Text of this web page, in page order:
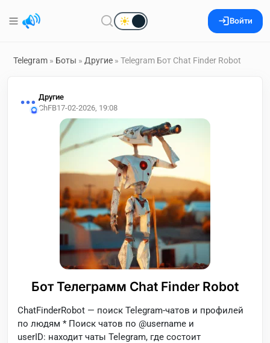
Войти
Telegram » Боты » Другие » Telegram Бот Chat Finder Robot
Другие
ChFB17-02-2026, 19:08
Бот Телеграмм Chat Finder Robot
ChatFinderRobot — поиск Telegram-чатов и профилей
по людям * Поиск чатов по @username и
userID: находит чаты Telegram, где состоит